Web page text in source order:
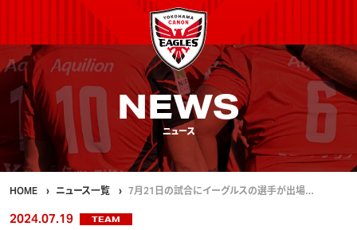
NEWS
ニュース
HOME ニュース一覧 7月21日の試合にイーグルスの選手が出場…
2024.07.19 TEAM